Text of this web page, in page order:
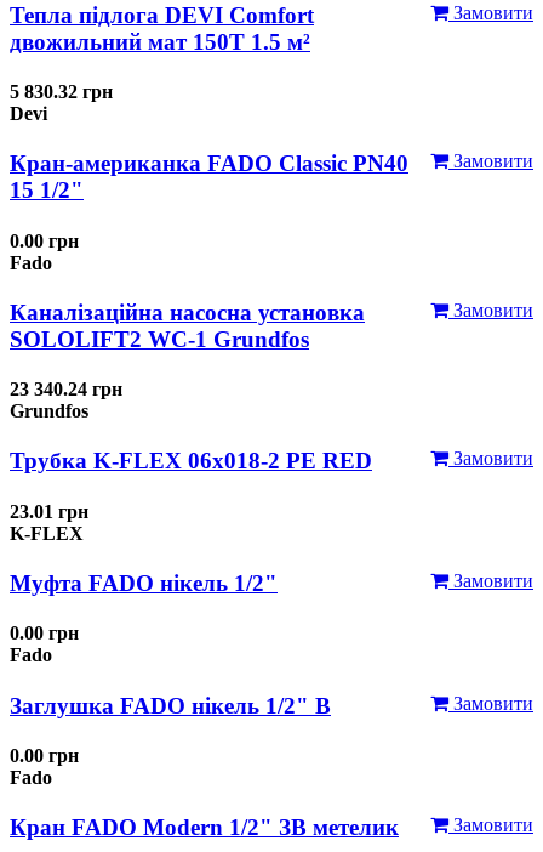
Замовити
Тепла підлога DEVI Comfort
двожильний мат 150T 1.5 м²
5 830.32 грн
Devi
Замовити
Кран-американка FADO Classic PN40
15 1/2"
0.00 грн
Fado
Замовити
Каналізаційна насосна установка
SOLOLIFT2 WC-1 Grundfos
23 340.24 грн
Grundfos
Замовити
Трубка K-FLEX 06x018-2 РЕ RED
23.01 грн
K-FLEX
Замовити
Муфта FADO нікель 1/2"
0.00 грн
Fado
Замовити
Заглушка FADO нікель 1/2" В
0.00 грн
Fado
Замовити
Кран FADO Modern 1/2" ЗВ метелик